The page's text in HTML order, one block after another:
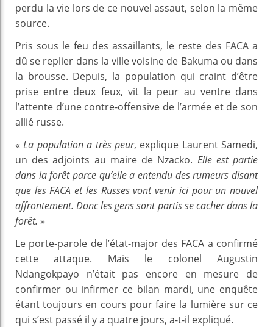
perdu la vie lors de ce nouvel assaut, selon la même
source.
Pris sous le feu des assaillants, le reste des FACA a
dû se replier dans la ville voisine de Bakuma ou dans
la brousse. Depuis, la population qui craint d’être
prise entre deux feux, vit la peur au ventre dans
l’attente d’une contre-offensive de l’armée et de son
allié russe.
«La population a très peur, explique Laurent Samedi,
un des adjoints au maire de Nzacko. Elle est partie
dans la forêt parce qu’elle a entendu des rumeurs disant
que les FACA et les Russes vont venir ici pour un nouvel
affrontement. Donc les gens sont partis se cacher dans la
forêt. »
Le porte-parole de l’état-major des FACA a confirmé
cette attaque. Mais le colonel Augustin
Ndangokpayo n’était pas encore en mesure de
confirmer ou infirmer ce bilan mardi, une enquête
étant toujours en cours pour faire la lumière sur ce
qui s’est passé il y a quatre jours, a-t-il expliqué.